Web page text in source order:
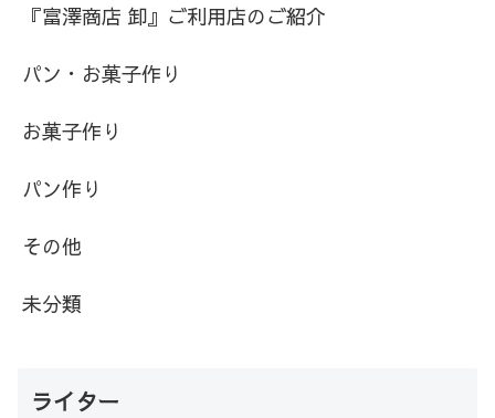
『富澤商店 卸』ご利用店のご紹介
パン・お菓子作り
お菓子作り
パン作り
その他
未分類
ライター